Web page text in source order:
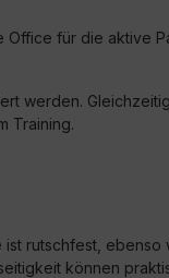
Office für die aktive
werden.
Training.
rutschfest,
können